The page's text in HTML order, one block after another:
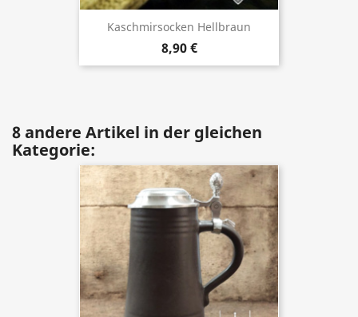
Kaschmirsocken Hellbraun
8,90 €
8 andere Artikel in der gleichen
Kategorie: